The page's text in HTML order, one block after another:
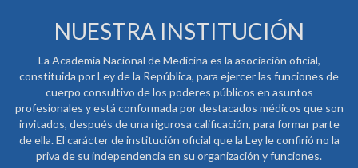
NUESTRA INSTITUCIÓN
La Academia Nacional de Medicina es la asociación oficial,
constituida por Ley de la República, para ejercer las funciones de
cuerpo consultivo de los poderes públicos en asuntos
profesionales y está conformada por destacados médicos que son
invitados, después de una rigurosa calificación, para formar parte
de ella. El carácter de institución oficial que la Ley le confirió no la
priva de su independencia en su organización y funciones.